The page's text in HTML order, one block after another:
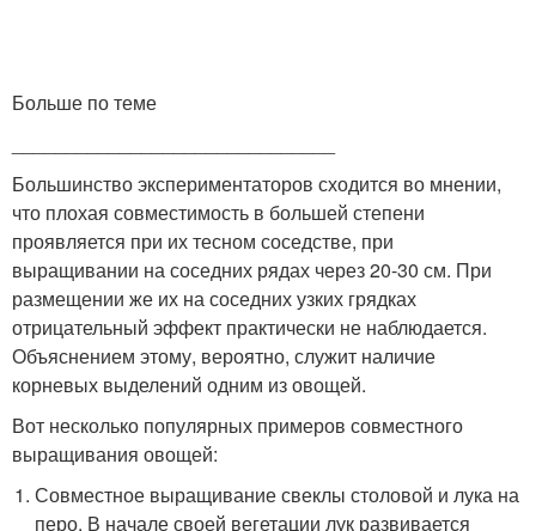
Больше по теме
Большинство экспериментаторов сходится во мнении,
что плохая совместимость в большей степени
проявляется при их тесном соседстве, при
выращивании на соседних рядах через 20-30 см. При
размещении же их на соседних узких грядках
отрицательный эффект практически не наблюдается.
Объяснением этому, вероятно, служит наличие
корневых выделений одним из овощей.
Вот несколько популярных примеров совместного
выращивания овощей:
Совместное выращивание свеклы столовой и лука на
перо. В начале своей вегетации лук развивается